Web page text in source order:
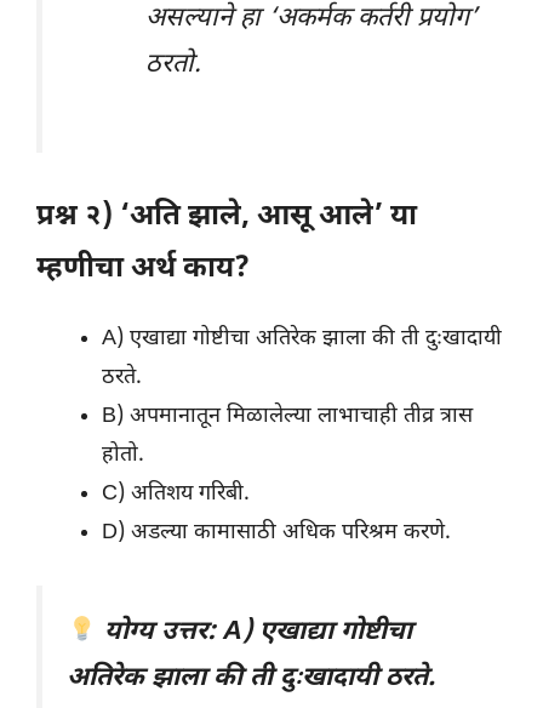
असल्याने हा ‘अकर्मक कर्तरी प्रयोग’
ठरतो.
प्रश्न २) ‘अति झाले, आसू आले’ या
म्हणीचा अर्थ काय?
A) एखाद्या गोष्टीचा अतिरेक झाला की ती दुःखादायी
ठरते.
B) अपमानातून मिळालेल्या लाभाचाही तीव्र त्रास
होतो.
C) अतिशय गरिबी.
D) अडल्या कामासाठी अधिक परिश्रम करणे.
योग्य उत्तर: A) एखाद्या गोष्टीचा
अतिरेक झाला की ती दुःखादायी ठरते.